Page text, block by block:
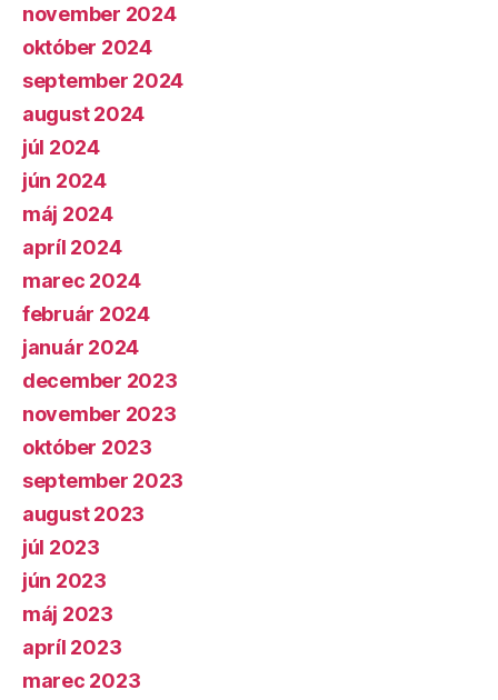
november 2024
október 2024
september 2024
august 2024
júl 2024
jún 2024
máj 2024
apríl 2024
marec 2024
február 2024
január 2024
december 2023
november 2023
október 2023
september 2023
august 2023
júl 2023
jún 2023
máj 2023
apríl 2023
marec 2023